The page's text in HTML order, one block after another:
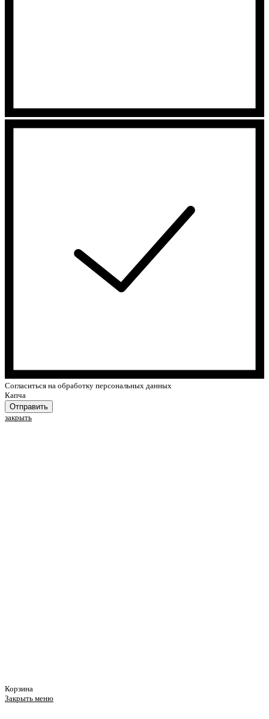
Cогласиться на обработку персональных данных
Капча
Отправить
закрыть
Корзина
Закрыть меню